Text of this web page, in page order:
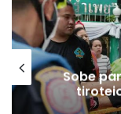
Sobe